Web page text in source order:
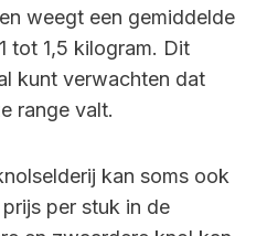
weegt een gemiddelde
tot 1,5 kilogram. Dit
kunt verwachten dat
range valt.
kan soms ook
per stuk in de